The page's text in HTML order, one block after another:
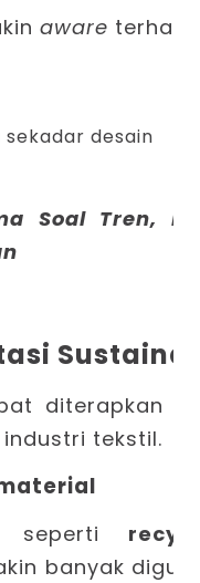
aware
desain
Soal Tren,
diterapkan
tekstil.
banyak